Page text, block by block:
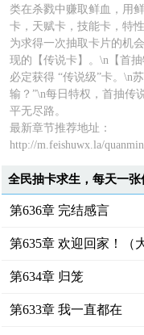
类在杀戮中赚取鲜血，用
卡，天赋卡，技能卡，特
为求得一次抽取卡片的机
现的【传说卡】。\n【首
必定获得 “传说级”卡。\n
输？”\n每日特权，首抽传
平无尽路。
最新章节推荐地址：
http://m.feishuwx.la/
第636章 完结感言
第635章 欢迎回家！（
第634章 归笼
第633章 我一直都在